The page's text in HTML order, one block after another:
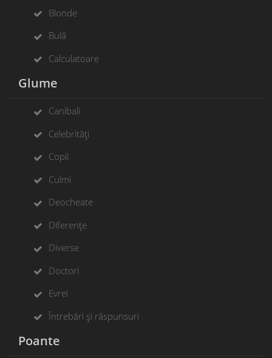
Blonde
Bulă
Calculatoare
Glume
Canibali
Celebrități
Copii
Culmi
Deocheate
Diferențe
Diverse
Doctori
Evrei
Întrebări și răspunsuri
Poante